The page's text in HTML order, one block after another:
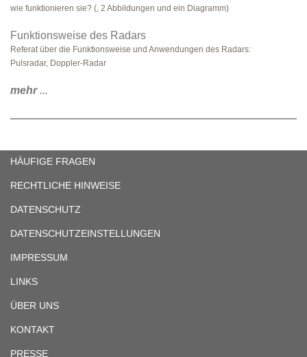
wie funktionieren sie? (, 2 Abbildungen und ein Diagramm)
Funktionsweise des Radars
Referat über die Funktionsweise und Anwendungen des Radars:
Pulsradar, Doppler-Radar
mehr...
HÄUFIGE FRAGEN
RECHTLICHE HINWEISE
DATENSCHUTZ
DATENSCHUTZEINSTELLUNGEN
IMPRESSUM
LINKS
ÜBER UNS
KONTAKT
PRESSE